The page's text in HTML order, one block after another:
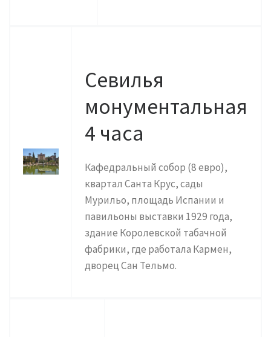
Севилья
монументальная
4 часа
Кафедральный собор (8 евро),
квартал Санта Крус, сады
Мурильо, площадь Испании и
павильоны выставки 1929 года,
здание Королевской табачной
фабрики, где работала Кармен,
дворец Сан Тельмо.